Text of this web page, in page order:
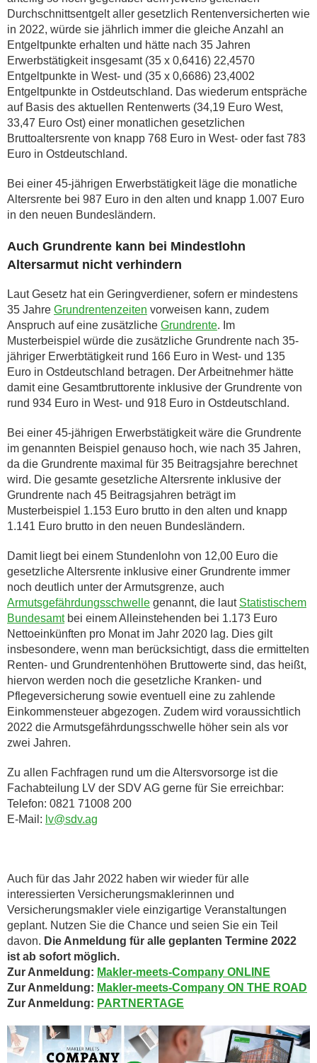
Durchschnittsentgelt aller gesetzlich Rentenversicherten wie
in 2022, würde sie jährlich immer die gleiche Anzahl an
Entgeltpunkte erhalten und hätte nach 35 Jahren
Erwerbstätigkeit insgesamt (35 x 0,6416) 22,4570
Entgeltpunkte in West- und (35 x 0,6686) 23,4002
Entgeltpunkte in Ostdeutschland. Das wiederum entspräche
auf Basis des aktuellen Rentenwerts (34,19 Euro West,
33,47 Euro Ost) einer monatlichen gesetzlichen
Bruttoaltersrente von knapp 768 Euro in West- oder fast 783
Euro in Ostdeutschland.
Bei einer 45-jährigen Erwerbstätigkeit läge die monatliche
Altersrente bei 987 Euro in den alten und knapp 1.007 Euro
in den neuen Bundesländern.
Auch Grundrente kann bei Mindestlohn
Altersarmut nicht verhindern
Laut Gesetz hat ein Geringverdiener, sofern er mindestens
35 Jahre Grundrentenzeiten vorweisen kann, zudem
Anspruch auf eine zusätzliche Grundrente. Im
Musterbeispiel würde die zusätzliche Grundrente nach 35-
jähriger Erwerbtätigkeit rund 166 Euro in West- und 135
Euro in Ostdeutschland betragen. Der Arbeitnehmer hätte
damit eine Gesamtbruttorente inklusive der Grundrente von
rund 934 Euro in West- und 918 Euro in Ostdeutschland.
Bei einer 45-jährigen Erwerbstätigkeit wäre die Grundrente
im genannten Beispiel genauso hoch, wie nach 35 Jahren,
da die Grundrente maximal für 35 Beitragsjahre berechnet
wird. Die gesamte gesetzliche Altersrente inklusive der
Grundrente nach 45 Beitragsjahren beträgt im
Musterbeispiel 1.153 Euro brutto in den alten und knapp
1.141 Euro brutto in den neuen Bundesländern.
Damit liegt bei einem Stundenlohn von 12,00 Euro die
gesetzliche Altersrente inklusive einer Grundrente immer
noch deutlich unter der Armutsgrenze, auch
Armutsgefährdungsschwelle genannt, die laut Statistischem
Bundesamtbei einem Alleinstehenden bei 1.173 Euro
Nettoeinkünften pro Monat im Jahr 2020 lag. Dies gilt
insbesondere, wenn man berücksichtigt, dass die ermittelten
Renten- und Grundrentenhöhen Bruttowerte sind, das heißt,
hiervon werden noch die gesetzliche Kranken- und
Pflegeversicherung sowie eventuell eine zu zahlende
Einkommensteuer abgezogen. Zudem wird voraussichtlich
2022 die Armutsgefährdungsschwelle höher sein als vor
zwei Jahren.
Zu allen Fachfragen rund um die Altersvorsorge ist die
Fachabteilung LV der SDV AG gerne für Sie erreichbar:
Telefon: 0821 71008 200
E-Mail: lv@sdv.ag
Auch für das Jahr 2022 haben wir wieder für alle
interessierten Versicherungsmaklerinnen und
Versicherungsmakler viele einzigartige Veranstaltungen
geplant. Nutzen Sie die Chance und seien Sie ein Teil
davon. Die Anmeldung für alle geplanten Termine 2022
ist ab sofort möglich.
Zur Anmeldung: Makler-meets-Company ONLINE
Zur Anmeldung: Makler-meets-Company ON THE ROAD
Zur Anmeldung: PARTNERTAGE